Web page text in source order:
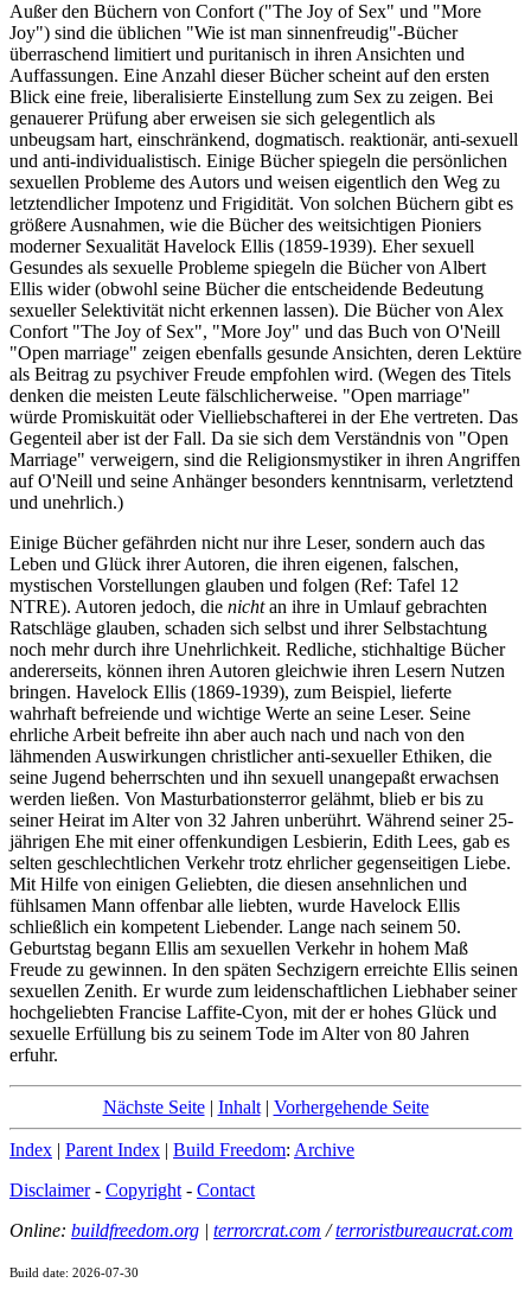
Außer den Büchern von Confort ("The Joy of Sex" und "More
Joy") sind die üblichen "Wie ist man sinnenfreudig"-Bücher
überraschend limitiert und puritanisch in ihren Ansichten und
Auffassungen. Eine Anzahl dieser Bücher scheint auf den ersten
Blick eine freie, liberalisierte Einstellung zum Sex zu zeigen. Bei
genauerer Prüfung aber erweisen sie sich gelegentlich als
unbeugsam hart, einschränkend, dogmatisch. reaktionär, anti-sexuell
und anti-individualistisch. Einige Bücher spiegeln die persönlichen
sexuellen Probleme des Autors und weisen eigentlich den Weg zu
letztendlicher Impotenz und Frigidität. Von solchen Büchern gibt es
größere Ausnahmen, wie die Bücher des weitsichtigen Pioniers
moderner Sexualität Havelock Ellis (1859-1939). Eher sexuell
Gesundes als sexuelle Probleme spiegeln die Bücher von Albert
Ellis wider (obwohl seine Bücher die entscheidende Bedeutung
sexueller Selektivität nicht erkennen lassen). Die Bücher von Alex
Confort "The Joy of Sex", "More Joy" und das Buch von O'Neill
"Open marriage" zeigen ebenfalls gesunde Ansichten, deren Lektüre
als Beitrag zu psychiver Freude empfohlen wird. (Wegen des Titels
denken die meisten Leute fälschlicherweise. "Open marriage"
würde Promiskuität oder Vielliebschafterei in der Ehe vertreten. Das
Gegenteil aber ist der Fall. Da sie sich dem Verständnis von "Open
Marriage" verweigern, sind die Religionsmystiker in ihren Angriffen
auf O'Neill und seine Anhänger besonders kenntnisarm, verletztend
und unehrlich.)
Einige Bücher gefährden nicht nur ihre Leser, sondern auch das
Leben und Glück ihrer Autoren, die ihren eigenen, falschen,
mystischen Vorstellungen glauben und folgen (Ref: Tafel 12
NTRE). Autoren jedoch, die nichtan ihre in Umlauf gebrachten
Ratschläge glauben, schaden sich selbst und ihrer Selbstachtung
noch mehr durch ihre Unehrlichkeit. Redliche, stichhaltige Bücher
andererseits, können ihren Autoren gleichwie ihren Lesern Nutzen
bringen. Havelock Ellis (1869-1939), zum Beispiel, lieferte
wahrhaft befreiende und wichtige Werte an seine Leser. Seine
ehrliche Arbeit befreite ihn aber auch nach und nach von den
lähmenden Auswirkungen christlicher anti-sexueller Ethiken, die
seine Jugend beherrschten und ihn sexuell unangepaßt erwachsen
werden ließen. Von Masturbationsterror gelähmt, blieb er bis zu
seiner Heirat im Alter von 32 Jahren unberührt. Während seiner 25-
jährigen Ehe mit einer offenkundigen Lesbierin, Edith Lees, gab es
selten geschlechtlichen Verkehr trotz ehrlicher gegenseitigen Liebe.
Mit Hilfe von einigen Geliebten, die diesen ansehnlichen und
fühlsamen Mann offenbar alle liebten, wurde Havelock Ellis
schließlich ein kompetent Liebender. Lange nach seinem 50.
Geburtstag begann Ellis am sexuellen Verkehr in hohem Maß
Freude zu gewinnen. In den späten Sechzigern erreichte Ellis seinen
sexuellen Zenith. Er wurde zum leidenschaftlichen Liebhaber seiner
hochgeliebten Francise Laffite-Cyon, mit der er hohes Glück und
sexuelle Erfüllung bis zu seinem Tode im Alter von 80 Jahren
erfuhr.
Nächste Seite| Inhalt| Vorhergehende Seite
Index | Parent Index | Build Freedom: Archive
Disclaimer- Copyright - Contact
Online: buildfreedom.org | terrorcrat.com /terroristbureaucrat.com
Build date: 2026-07-30